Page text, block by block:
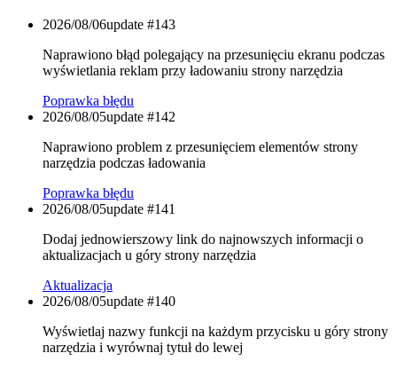
2026/08/06update #143
Naprawiono błąd polegający na przesunięciu ekranu podczas
wyświetlania reklam przy ładowaniu strony narzędzia
Poprawka błędu
2026/08/05update #142
Naprawiono problem z przesunięciem elementów strony
narzędzia podczas ładowania
Poprawka błędu
2026/08/05update #141
Dodaj jednowierszowy link do najnowszych informacji o
aktualizacjach u góry strony narzędzia
Aktualizacja
2026/08/05update #140
Wyświetlaj nazwy funkcji na każdym przycisku u góry strony
narzędzia i wyrównaj tytuł do lewej